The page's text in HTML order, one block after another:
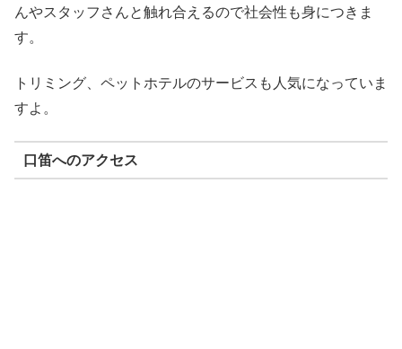
んやスタッフさんと触れ合えるので社会性も身につきま
す。
トリミング、ペットホテルのサービスも人気になっていま
すよ。
口笛へのアクセス